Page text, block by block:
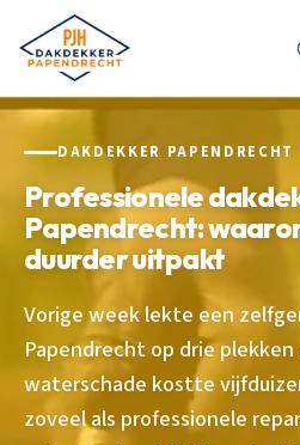
DAKDEKKER PAPENDRECHT
Professionele
Papendrecht:
duurder uitpakt
Vorige week lekte een
Papendrecht op drie
waterschade kostte
zoveel als professionele